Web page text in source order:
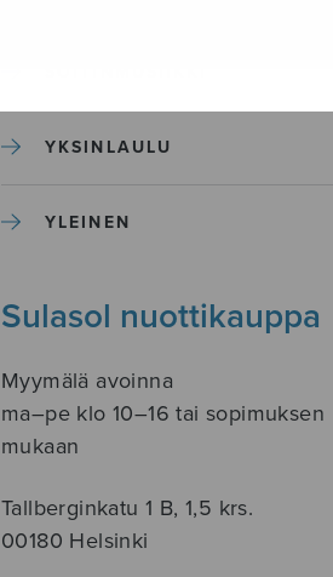
YKSINLAULU
YLEINEN
Sulasol nuottikauppa
Myymälä avoinna
ma–pe klo 10–16 tai sopimuksen
mukaan
Tallberginkatu 1 B, 1,5 krs.
00180 Helsinki